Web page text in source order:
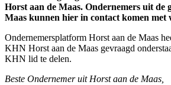
Horst aan de Maas. Ondernemers uit de
Maas kunnen hier in contact komen met
Ondernemersplatform Horst aan de Maas
KHN Horst aan de Maas gevraagd
KHN lid te delen.
Beste Ondernemer uit Horst aan de Maas,